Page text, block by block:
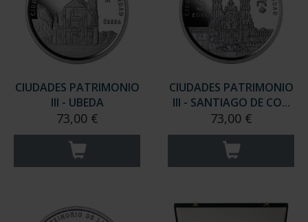
CIUDADES PATRIMONIO
III - UBEDA
73,00 €
CIUDADES PATRIMONIO
III - SANTIAGO DE CO...
73,00 €